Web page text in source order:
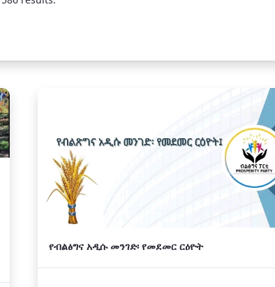
የብልፅግና አዲሱ መንገድ፡ የመደመር ርዕዮት